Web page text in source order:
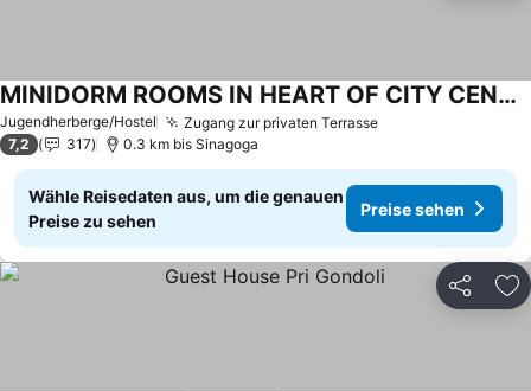
Jugendherberge/Hostel Zugang zur privaten TerrassePreise sehen
MINIDORM ROOMS IN HEART OF CITY CENTER
Preise sehen
7,2 317 0.3 km bis Sinagoga
Wähle Reisedaten aus, um die genauen
Preise zu sehen
Preise sehen
Teilen